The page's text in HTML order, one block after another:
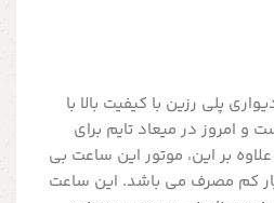
پلی رزین با کیفیت بالا با
است و امروز در میعاد تایم برای
بر این، موتور این ساعت بی
کم مصرف می باشد. این ساعت